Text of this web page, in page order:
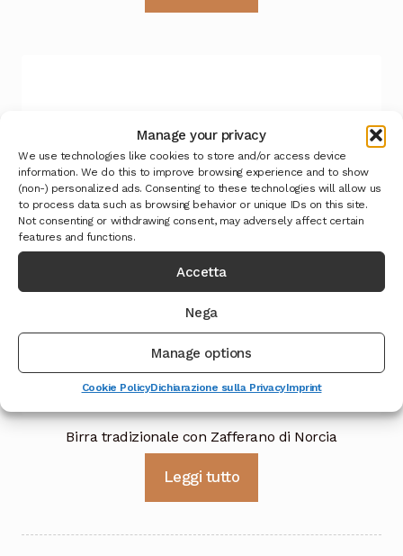
Manage your privacy
We use technologies like cookies to store and/or access device
information. We do this to improve browsing experience and to show
(non-) personalized ads. Consenting to these technologies will allow us
to process data such as browsing behavior or unique IDs on this site.
Not consenting or withdrawing consent, may adversely affect certain
features and functions.
Accetta
Nega
Manage options
Cookie PolicyDichiarazione sulla PrivacyImprint
Birra tradizionale con Zafferano di Norcia
Leggi tutto